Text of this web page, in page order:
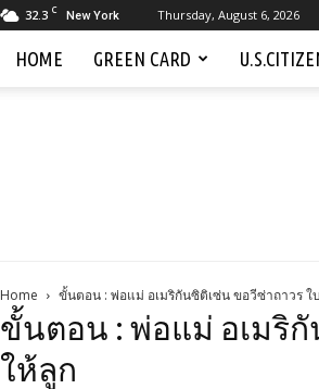
32.3 C New York Thursday, August 6, 2026
HOME GREEN CARD
Home ขั้นตอน : พ่อแม่ อเมริกันซิติเซ่น ขอวีซ่าถาวร ใ
ขั้นตอน : พ่อแม่ อเมริ
ให้ลูก